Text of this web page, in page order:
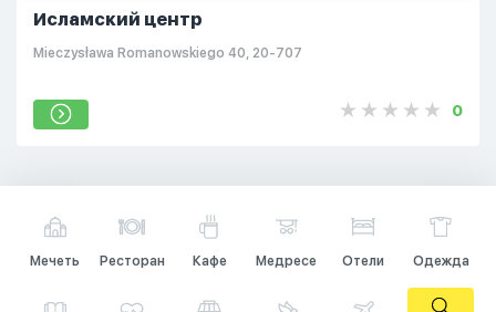
Исламский центр
Mieczysława Romanowskiego 40, 20-707
0
Мечеть Ресторан Кафе Медресе Отели Одежда